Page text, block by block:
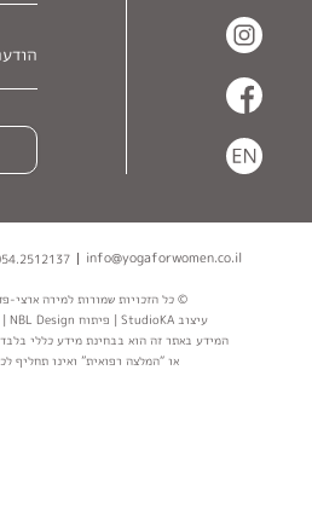
info@yogaforwomen.co.il
© כל הזכויות שמורות למירה ארצי-פדן -
עיצוב StudioKA | פיתוח NBL Design | צילום אלה סוורדלוב קרן
המידע באתר זה הוא בבחינת מידע כללי
או “המלצה רפואית” ואינו תחליף